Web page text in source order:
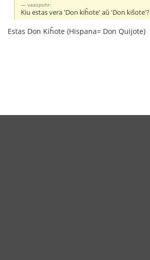
vaaspuhr:
Kiu estas vera 'Don kiĥote' aŭ 'Don kiŝote'?
Estas Don Kiĥote (Hispana= Don Quijote)